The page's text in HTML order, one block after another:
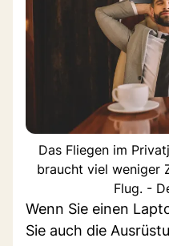
Das Fliegen im
braucht viel weniger
Flug. -
Wenn Sie einen
Sie auch die